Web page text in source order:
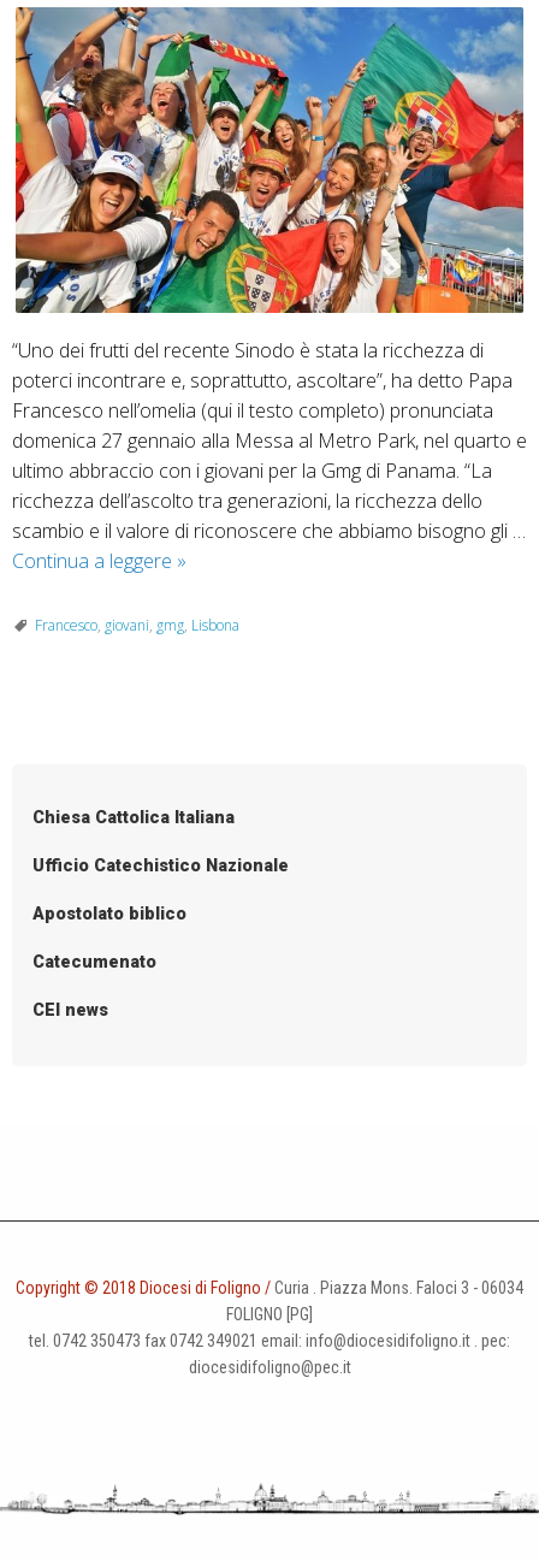
“Uno dei frutti del recente Sinodo è stata la ricchezza di
poterci incontrare e, soprattutto, ascoltare”, ha detto Papa
Francesco nell’omelia (qui il testo completo) pronunciata
domenica 27 gennaio alla Messa al Metro Park, nel quarto e
ultimo abbraccio con i giovani per la Gmg di Panama. “La
ricchezza dell’ascolto tra generazioni, la ricchezza dello
scambio e il valore di riconoscere che abbiamo bisogno gli …
Continua a leggere Siete
di
»
Francesco, giovani, gmg, Lisbona
Chiesa Cattolica Italiana
Ufficio Catechistico Nazionale
Apostolato biblico
Catecumenato
CEI news
Copyright © 2018 Diocesi di Foligno /Curia . Piazza Mons. Faloci 3 - 06034
FOLIGNO [PG]
tel. 0742 350473 fax 0742 349021 email: info@diocesidifoligno.it . pec:
diocesidifoligno@pec.it